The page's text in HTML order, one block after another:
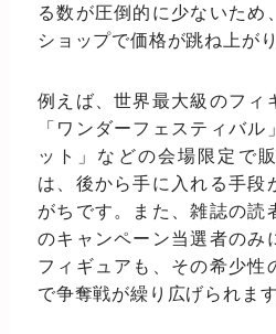
る数が圧倒的に少ないため
ショップで価格が跳ね上がり
例えば、世界最大級のフィ
「ワンダーフェスティバ
ット」などの会場限定で
は、後から手に入れる手段
がちです。また、雑誌の読
のキャンペーン当選者のみ
フィギュアも、その希少性
で争奪戦が繰り広げられます